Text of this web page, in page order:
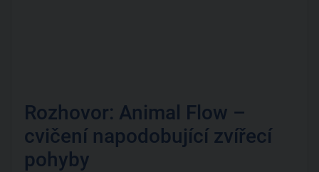
Rozhovor: Animal Flow –
cvičení napodobující zvířecí
pohyby